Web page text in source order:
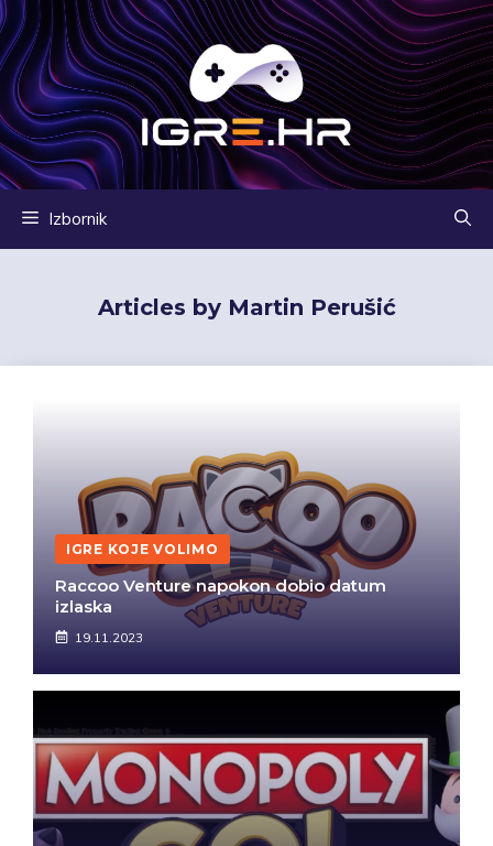
Preskoči
na
sadržaj
Izbornik
Articles by Martin Perušić
IGRE KOJE VOLIMO
Raccoo Venture napokon dobio datum
izlaska
19.11.2023